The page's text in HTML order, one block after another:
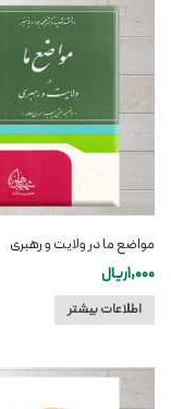
مواضع ما در ولایت و رهبری
1,000ریال
اطلاعات بیشتر